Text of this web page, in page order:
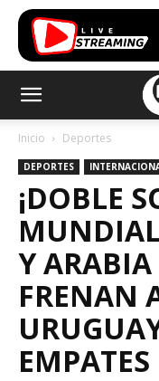
Inicio Deportes
DEPORTES
¡DOBLE
Y
FRENAN